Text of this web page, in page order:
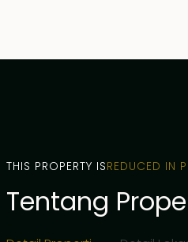
THIS PROPERTY ISREDUCED IN
Tentang